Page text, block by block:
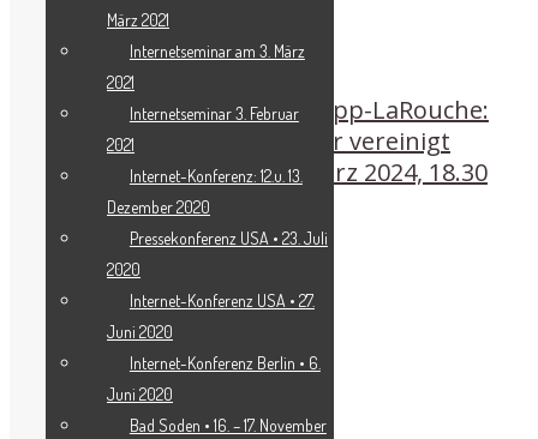
Live-Dialog mit Helga Zepp-LaRouche:
„Weltbürger aller Länder vereinigt
Euch!“, Mittwoch, 20. März 2024, 18.30
März 2021
Internetseminar am 3. März
2021
Internetseminar 3. Februar
2021
Internet-Konferenz: 12.u. 13.
Dezember 2020
Pressekonferenz USA • 23. Juli
2020
Internet-Konferenz USA • 27.
Juni 2020
Internet-Konferenz Berlin • 6.
Juni 2020
Bad Soden • 16. – 17. November